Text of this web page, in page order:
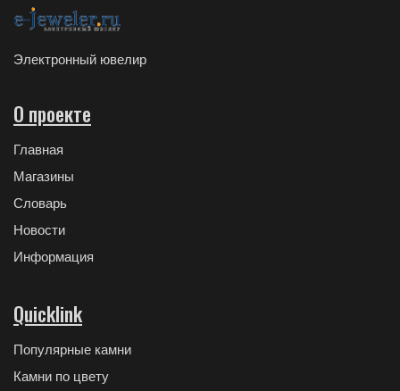
Электронный ювелир
О проекте
Главная
Магазины
Словарь
Новости
Информация
Quicklink
Популярные камни
Камни по цвету